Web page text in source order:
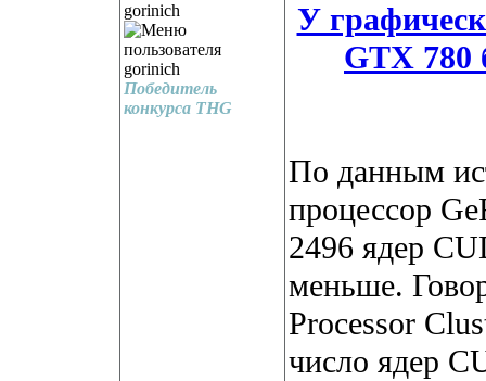
gorinich
Победитель
конкурса THG
У
GTX 780
По данным
процессор
2496 ядер
меньше.
Processor
число ядер